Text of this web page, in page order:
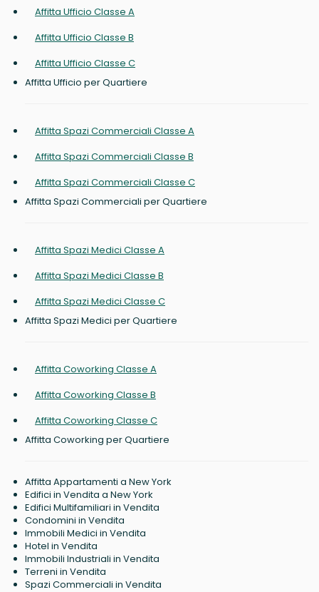
Affitta Ufficio Classe A
Affitta Ufficio Classe B
Affitta Ufficio Classe C
Affitta Ufficio per Quartiere
Affitta Spazi Commerciali Classe A
Affitta Spazi Commerciali Classe B
Affitta Spazi Commerciali Classe C
Affitta Spazi Commerciali per Quartiere
Affitta Spazi Medici Classe A
Affitta Spazi Medici Classe B
Affitta Spazi Medici Classe C
Affitta Spazi Medici per Quartiere
Affitta Coworking Classe A
Affitta Coworking Classe B
Affitta Coworking Classe C
Affitta Coworking per Quartiere
Affitta Appartamenti a New York
Edifici in Vendita a New York
Edifici Multifamiliari in Vendita
Condomini in Vendita
Immobili Medici in Vendita
Hotel in Vendita
Immobili Industriali in Vendita
Terreni in Vendita
Spazi Commerciali in Vendita